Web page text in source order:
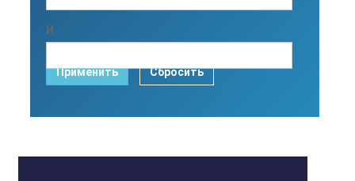
И
Применить Сбросить